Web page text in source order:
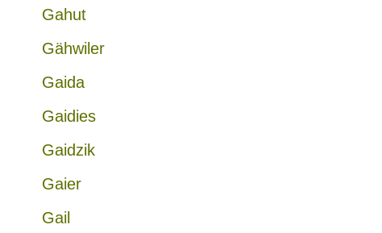
Gahut
Gähwiler
Gaida
Gaidies
Gaidzik
Gaier
Gail